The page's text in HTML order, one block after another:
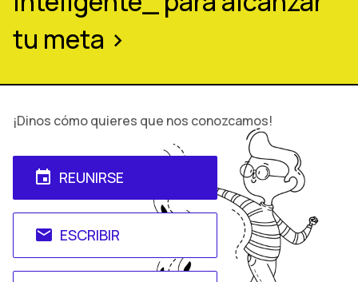
tu meta >
¡Dinos cómo quieres que nos conozcamos!
event REUNIRSE
email ESCRIBIR